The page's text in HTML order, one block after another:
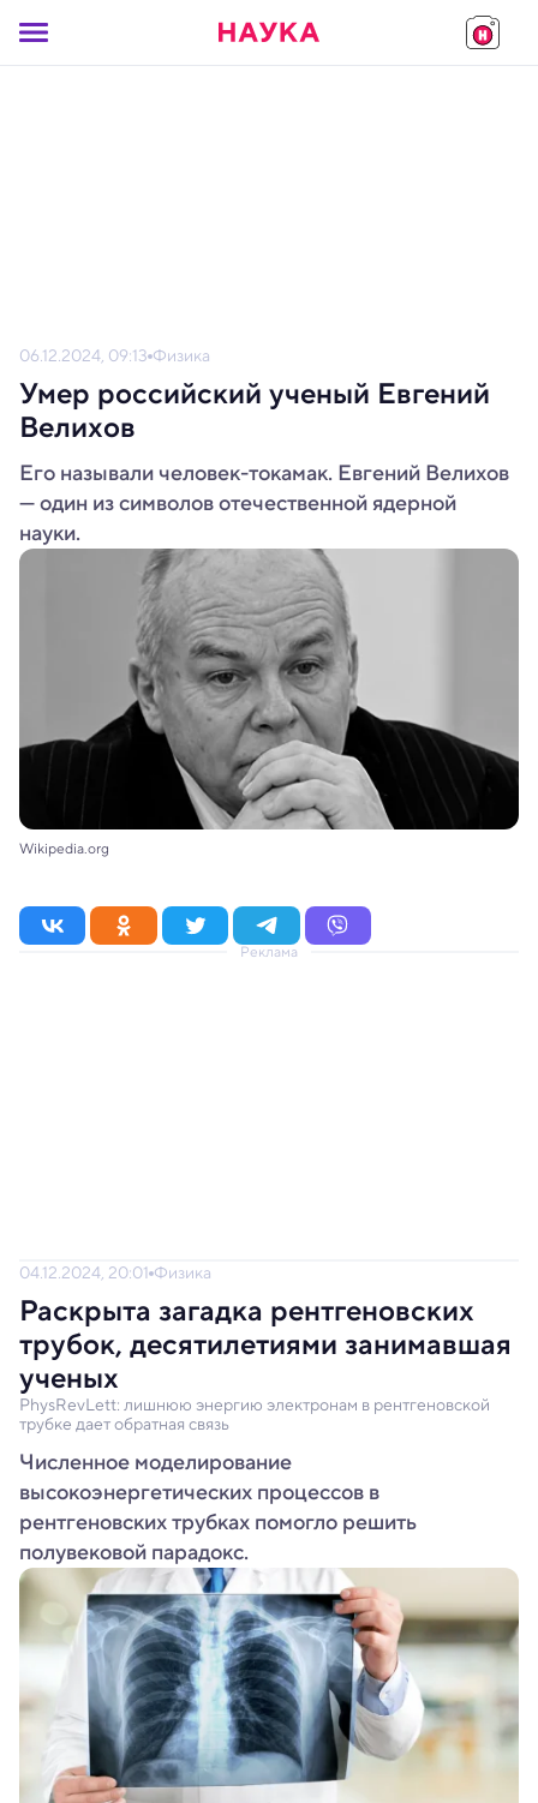
06.12.2024, 09:13 Физика
Умер российский ученый Евгений
Велихов
Его называли человек-токамак. Евгений Велихов
— один из символов отечественной ядерной
науки.
Wikipedia.org
Реклама
04.12.2024, 20:01 Физика
Раскрыта загадка рентгеновских
трубок, десятилетиями занимавшая
ученых
PhysRevLett: лишнюю энергию электронам в рентгеновской
трубке дает обратная связь
Численное моделирование
высокоэнергетических процессов в
рентгеновских трубках помогло решить
полувековой парадокс.